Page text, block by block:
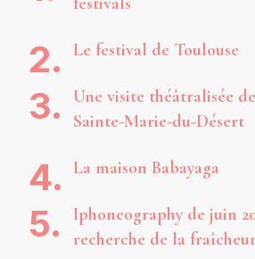
Le festival de Toulouse
Une visite théâtralisée
Sainte-Marie-du-Désert
La maison Babayaga
Iphoneography de juin
recherche de la